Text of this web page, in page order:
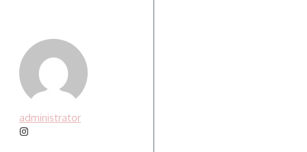
administrator